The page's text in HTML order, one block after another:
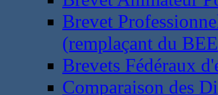
Brevet
(remplaçant du
Brevets Fédéraux
Comparaison des